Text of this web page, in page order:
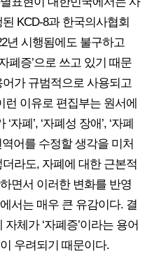
KCD-8과 한국의사협회
년 시행됨에도 불구하고
폐증’으로 쓰고 있기 때문
가 규범적으로 사용되고
런 이유로 편집부는 원서에
폐’, ‘자폐성 장애’, ‘자폐
어를 수정할 생각을 미처
라도, 자폐에 대한 근본적
면서 이러한 변화를 반영
서는 매우 큰 유감이다. 결
체가 ‘자폐증’이라는 용어
우려되기 때문이다.